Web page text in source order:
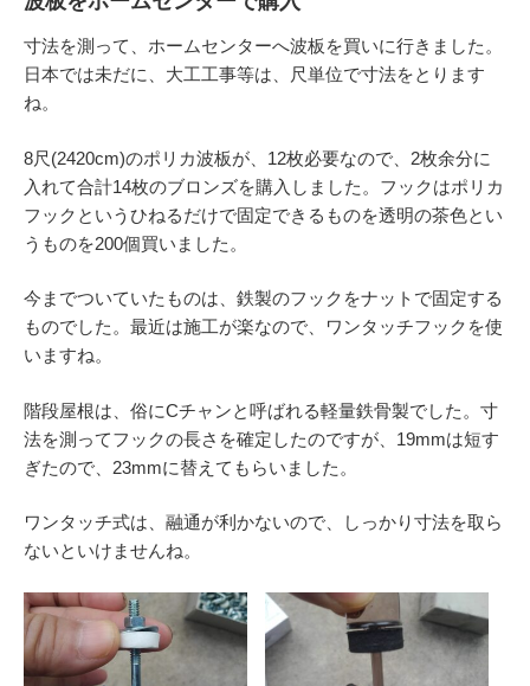
寸法を測って、ホームセンターへ波板を買いに行きました。
日本では未だに、大工工事等は、尺単位で寸法をとります
ね。
8尺(2420cm)のポリカ波板が、12枚必要なので、2枚余分に
入れて合計14枚のブロンズを購入しました。フックはポリカ
フックというひねるだけで固定できるものを透明の茶色とい
うものを200個買いました。
今までついていたものは、鉄製のフックをナットで固定する
ものでした。最近は施工が楽なので、ワンタッチフックを使
いますね。
階段屋根は、俗にCチャンと呼ばれる軽量鉄骨製でした。寸
法を測ってフックの長さを確定したのですが、19mmは短す
ぎたので、23mmに替えてもらいました。
ワンタッチ式は、融通が利かないので、しっかり寸法を取ら
ないといけませんね。